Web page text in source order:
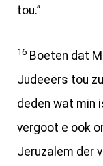
tou.”
16 Boeten dat
Judeeërs tou
deden wat min
vergoot e ook
Jeruzalem der